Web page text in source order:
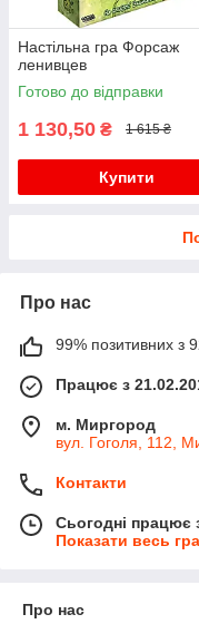
Настільна гра Форсаж
ленивцев
Готово до відправки
1 130,50 ₴ 1 615 ₴
Купити
Про нас
99% позитивних з
Працює з
м. Миргород
вул. Гоголя, 112,
Контакти
Сьогодні працює
Показати весь
Про нас